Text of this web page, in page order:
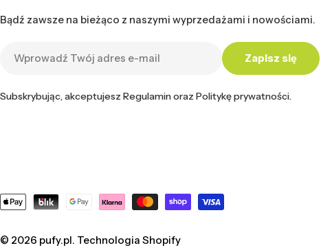
Bądź zawsze na bieżąco z naszymi wyprzedażami i nowościami.
Zapisz się
Subskrybując, akceptujesz Regulamin oraz Politykę prywatności.
Metody
© 2026 pufy.pl. Technologia Shopify